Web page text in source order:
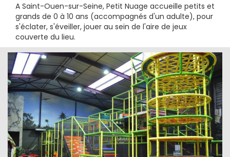
A Saint-Ouen-sur-Seine, Petit Nuage accueille petits et
grands de 0 à 10 ans (accompagnés d'un adulte), pour
s'éclater, s'éveiller, jouer au sein de l'aire de jeux
couverte du lieu.